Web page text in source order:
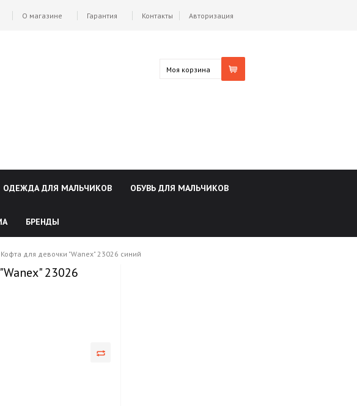
Авторизация
О магазине Гарантия Контакты
Моя корзина
ОДЕЖДА ДЛЯ МАЛЬЧИКОВ ОБУВЬ ДЛЯ МАЛЬЧИКОВ
БРЕНДЫ
Кофта для девочки "Wanex" 23026 синий
23026